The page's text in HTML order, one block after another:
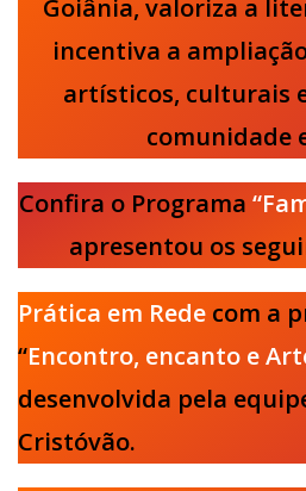
Goiânia, valoriza a
incentiva a
artísticos, culturais
comunidade
Confira o Programa
apresentou os
Prática em Rede com a
“Encontro, encanto e
desenvolvida pela
Cristóvão.